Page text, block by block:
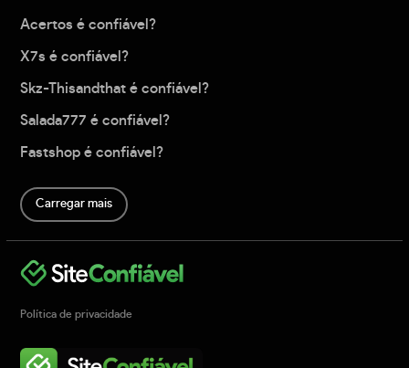
Acertos é confiável?
X7s é confiável?
Skz-Thisandthat é confiável?
Salada777 é confiável?
Fastshop é confiável?
Carregar mais
Política de privacidade